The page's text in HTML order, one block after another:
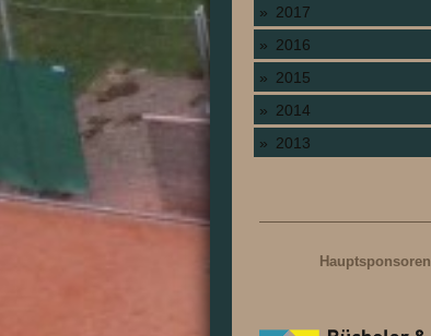
2017
2016
2015
2014
2013
Hauptsponsoren